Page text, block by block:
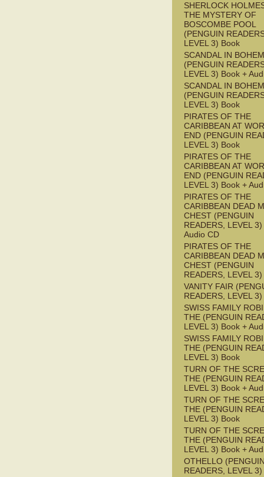
SHERLOCK
THE MYSTERY OF
BOSCOMBE POOL
(PENGUIN
LEVEL 3) Book
SCANDAL IN
(PENGUIN
LEVEL 3) Book +
SCANDAL IN
(PENGUIN
LEVEL 3) Book
PIRATES OF THE
CARIBBEAN AT
END (PENGUIN
LEVEL 3) Book
PIRATES OF THE
CARIBBEAN AT
END (PENGUIN
LEVEL 3) Book +
PIRATES OF THE
CARIBBEAN DEAD
CHEST (PENGUIN
READERS, LEVEL
Audio CD
PIRATES OF THE
CARIBBEAN DEAD
CHEST (PENGUIN
READERS, LEVEL
VANITY FAIR
READERS, LEVEL
SWISS FAMILY
THE (PENGUIN
LEVEL 3) Book +
SWISS FAMILY
THE (PENGUIN
LEVEL 3) Book
TURN OF THE
THE (PENGUIN
LEVEL 3) Book +
TURN OF THE
THE (PENGUIN
LEVEL 3) Book
TURN OF THE
THE (PENGUIN
LEVEL 3) Book +
OTHELLO
READERS, LEVEL